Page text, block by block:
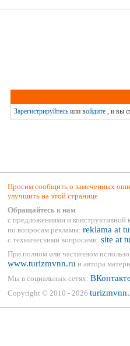
Зарегистрируйтесьили войдите, и вы
Просим сообщить о замеченных
улучшить на этой странице
Обращайтесь к нам
с предложениями и конструктивной
по вопросам рекламы: reklama at
с техническими вопросами: site at
При полном или частичном
www.turizmvnn.ru и автора
Мы в социальных сетях:
Copyright © 2010 - 2026